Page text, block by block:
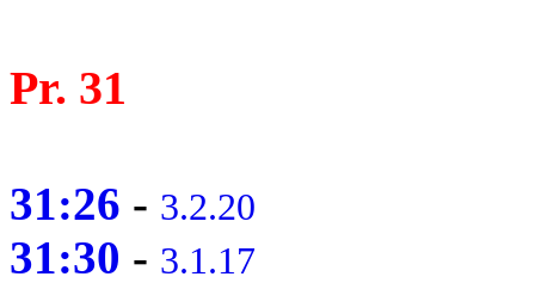
Pr. 31
31:26 - 3.2.20
31:30 - 3.1.17